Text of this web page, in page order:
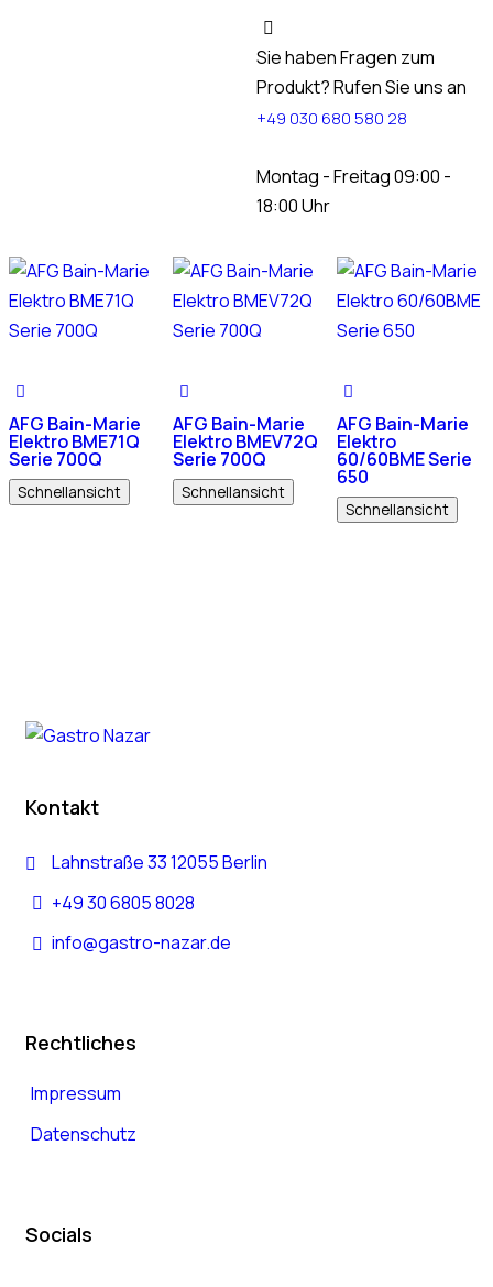
Sie haben Fragen zum
Produkt? Rufen Sie uns an
+49 030 680 580 28
Montag - Freitag 09:00 -
18:00 Uhr
AFG Bain-Marie
Elektro BME71Q
Serie 700Q
Schnellansicht
AFG Bain-Marie
Elektro BMEV72Q
Serie 700Q
Schnellansicht
AFG Bain-Marie
Elektro
60/60BME Serie
650
Schnellansicht
Kontakt
Lahnstraße 33 12055 Berlin
+49 30 6805 8028
info@gastro-nazar.de
Rechtliches
Impressum
Datenschutz
Socials